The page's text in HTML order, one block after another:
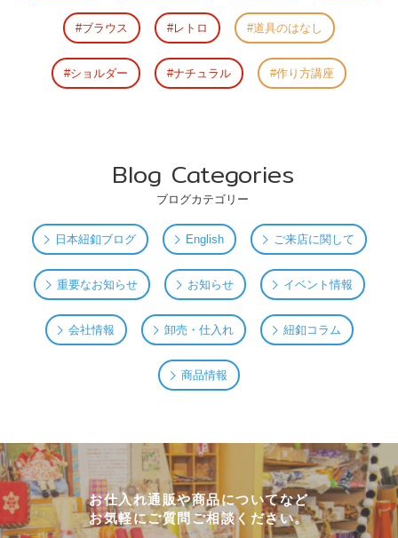
ブラウス レトロ 道具のはなし
ショルダー ナチュラル 作り方講座
Blog Categories
ブログカテゴリー
日本紐釦ブログ English ご来店に関して
重要なお知らせ お知らせ イベント情報
会社情報 卸売・仕入れ 紐釦コラム
商品情報
お仕入れ通販や商品についてなど
お気軽にご質問ご相談ください。